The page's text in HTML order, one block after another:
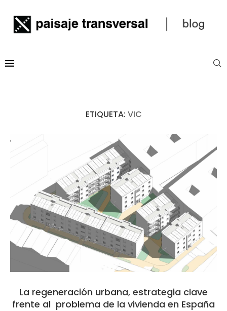
ETIQUETA: VIC
La regeneración urbana, estrategia clave
frente al problema de la vivienda en España